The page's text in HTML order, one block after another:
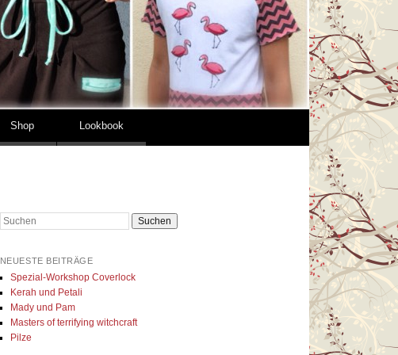
Shop Lookbook
Suchen
NEUESTE BEITRÄGE
Spezial-Workshop Coverlock
Kerah und Petali
Mady und Pam
Masters of terrifying witchcraft
Pilze